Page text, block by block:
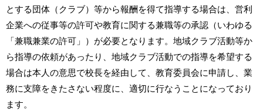
とする団体（クラブ）等から報酬を得て指導する場合は、営利
企業への従事等の許可や教育に関する兼職等の承認（いわゆる
「兼職兼業の許可」）が必要となります。地域クラブ活動等か
ら指導の依頼があったり、地域クラブ活動での指導を希望する
場合は本人の意思で校長を経由して、教育委員会に申請し、業
務に支障をきたさない程度に、適切に行なうことになっており
ます。